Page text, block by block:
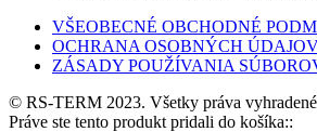
VŠEOBECNÉ OBCHODNÉ
OCHRANA OSOBNÝCH
ZÁSADY POUŽÍVANIA
© RS-TERM 2023. Všetky práva vyhradené
Práve ste tento produkt pridali do košíka::